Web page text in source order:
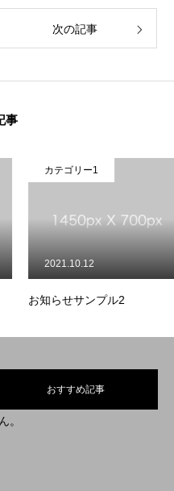
次の記事
事
カテゴリー1
お知らせサンプル2
2021.10.12
おすすめ記事
。